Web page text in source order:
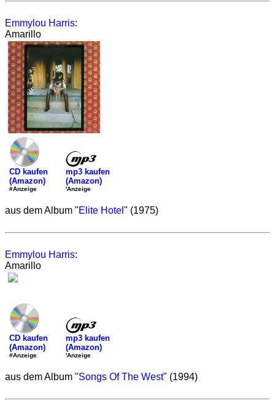
Emmylou Harris:
Amarillo
CD kaufen
(Amazon)
#Anzeige
mp3 kaufen
(Amazon)
'Anzeige
aus dem Album "Elite Hotel " (1975)
Emmylou Harris:
Amarillo
CD kaufen
(Amazon)
#Anzeige
mp3 kaufen
(Amazon)
'Anzeige
aus dem Album "Songs Of The West" (1994)